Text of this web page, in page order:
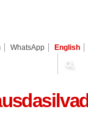
WhatsApp English